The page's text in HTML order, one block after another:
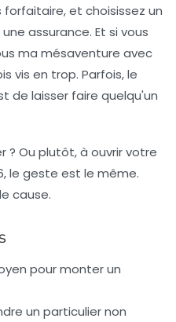
et choisissez un
assurance. Et si vous
ma mésaventure avec
vis en trop. Parfois, le
de laisser faire quelqu'un
? Ou plutôt, à ouvrir votre
le geste est le même.
cause.
pour monter un
un particulier non